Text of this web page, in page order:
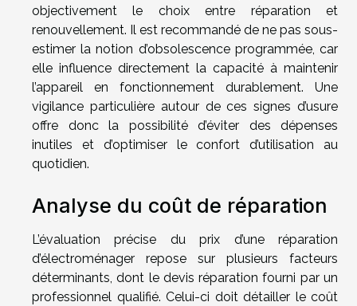
objectivement le choix entre réparation et
renouvellement. Il est recommandé de ne pas sous-
estimer la notion d’obsolescence programmée, car
elle influence directement la capacité à maintenir
l’appareil en fonctionnement durablement. Une
vigilance particulière autour de ces signes d’usure
offre donc la possibilité d’éviter des dépenses
inutiles et d’optimiser le confort d’utilisation au
quotidien.
Analyse du coût de réparation
L’évaluation précise du prix d’une réparation
d’électroménager repose sur plusieurs facteurs
déterminants, dont le devis réparation fourni par un
professionnel qualifié. Celui-ci doit détailler le coût